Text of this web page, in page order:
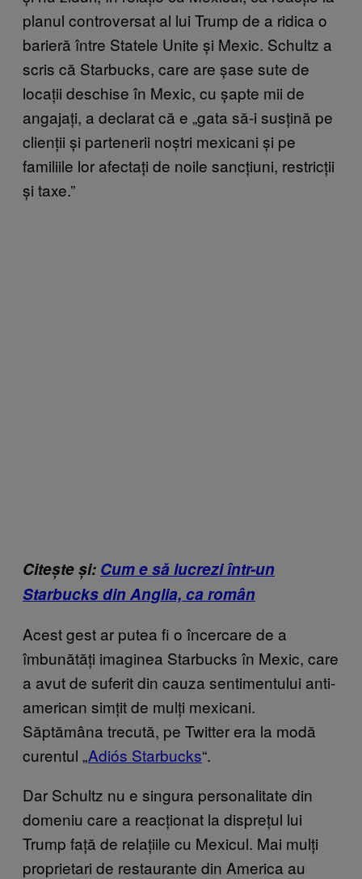
planul controversat al lui Trump de a ridica o
barieră între Statele Unite și Mexic. Schultz a
scris că Starbucks, care are șase sute de
locații deschise în Mexic, cu șapte mii de
angajați, a declarat că e „gata să-i susțină pe
clienții și partenerii noștri mexicani și pe
familiile lor afectați de noile sancțiuni, restricții
și taxe.”
Citește și: Cum e să lucrezi într-un
Starbucks din Anglia, ca român
Acest gest ar putea fi o încercare de a
îmbunătăți imaginea Starbucks în Mexic, care
a avut de suferit din cauza sentimentului anti-
american simțit de mulți mexicani.
Săptămâna trecută, pe Twitter era la modă
curentul „Adiós Starbucks“.
Dar Schultz nu e singura personalitate din
domeniu care a reacționat la disprețul lui
Trump față de relațiile cu Mexicul. Mai mulți
proprietari de restaurante din America au